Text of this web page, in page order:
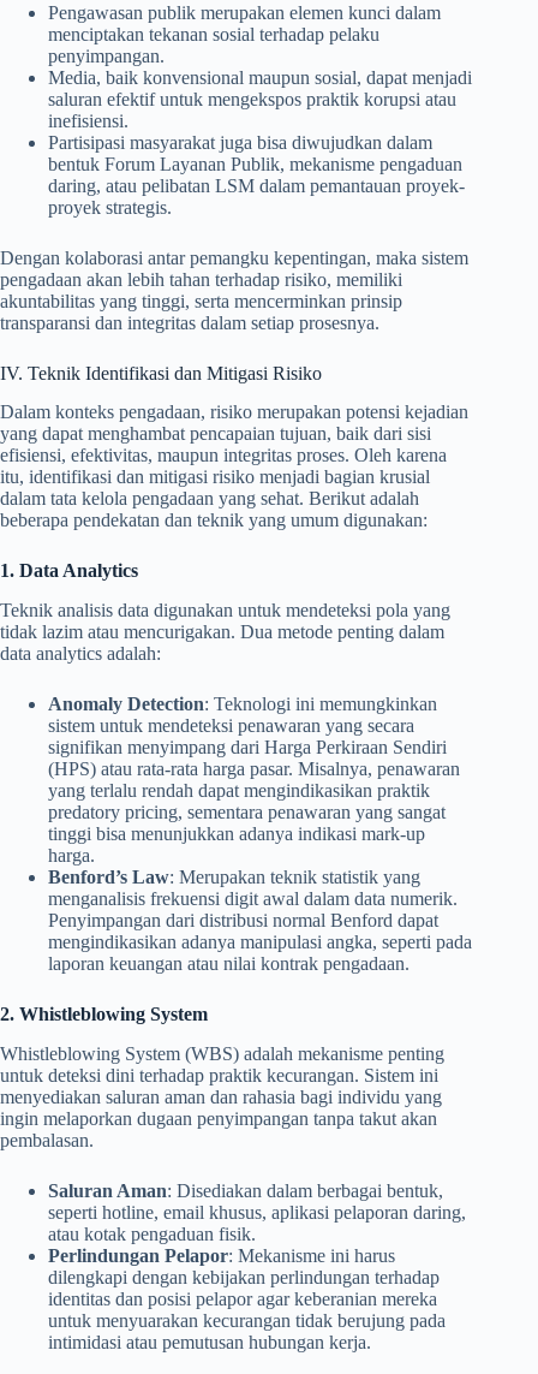
Pengawasan publik merupakan elemen kunci dalam
menciptakan tekanan sosial terhadap pelaku
penyimpangan.
Media, baik konvensional maupun sosial, dapat menjadi
saluran efektif untuk mengekspos praktik korupsi atau
inefisiensi.
Partisipasi masyarakat juga bisa diwujudkan dalam
bentuk Forum Layanan Publik, mekanisme pengaduan
daring, atau pelibatan LSM dalam pemantauan proyek-
proyek strategis.
Dengan kolaborasi antar pemangku kepentingan, maka sistem
pengadaan akan lebih tahan terhadap risiko, memiliki
akuntabilitas yang tinggi, serta mencerminkan prinsip
transparansi dan integritas dalam setiap prosesnya.
IV. Teknik Identifikasi dan Mitigasi Risiko
Dalam konteks pengadaan, risiko merupakan potensi kejadian
yang dapat menghambat pencapaian tujuan, baik dari sisi
efisiensi, efektivitas, maupun integritas proses. Oleh karena
itu, identifikasi dan mitigasi risiko menjadi bagian krusial
dalam tata kelola pengadaan yang sehat. Berikut adalah
beberapa pendekatan dan teknik yang umum digunakan:
1. Data Analytics
Teknik analisis data digunakan untuk mendeteksi pola yang
tidak lazim atau mencurigakan. Dua metode penting dalam
data analytics adalah:
Anomaly Detection: Teknologi ini memungkinkan
sistem untuk mendeteksi penawaran yang secara
signifikan menyimpang dari Harga Perkiraan Sendiri
(HPS) atau rata-rata harga pasar. Misalnya, penawaran
yang terlalu rendah dapat mengindikasikan praktik
predatory pricing, sementara penawaran yang sangat
tinggi bisa menunjukkan adanya indikasi mark-up
harga.
Benford’s Law: Merupakan teknik statistik yang
menganalisis frekuensi digit awal dalam data numerik.
Penyimpangan dari distribusi normal Benford dapat
mengindikasikan adanya manipulasi angka, seperti pada
laporan keuangan atau nilai kontrak pengadaan.
2. Whistleblowing System
Whistleblowing System (WBS) adalah mekanisme penting
untuk deteksi dini terhadap praktik kecurangan. Sistem ini
menyediakan saluran aman dan rahasia bagi individu yang
ingin melaporkan dugaan penyimpangan tanpa takut akan
pembalasan.
Saluran Aman: Disediakan dalam berbagai bentuk,
seperti hotline, email khusus, aplikasi pelaporan daring,
atau kotak pengaduan fisik.
Perlindungan Pelapor: Mekanisme ini harus
dilengkapi dengan kebijakan perlindungan terhadap
identitas dan posisi pelapor agar keberanian mereka
untuk menyuarakan kecurangan tidak berujung pada
intimidasi atau pemutusan hubungan kerja.